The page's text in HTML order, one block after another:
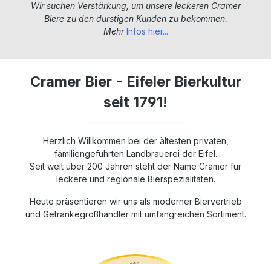
Wir suchen Verstärkung, um unsere leckeren Cramer
Biere zu den durstigen Kunden zu bekommen.
MehrInfos hier...
Cramer Bier - Eifeler Bierkultur
seit 1791!
Herzlich Willkommen bei der ältesten privaten,
familiengeführten Landbrauerei der Eifel.
Seit weit über 200 Jahren steht der Name Cramer für
leckere und regionale Bierspezialitäten.
Heute präsentieren wir uns als moderner Biervertrieb
und Getränkegroßhändler mit umfangreichen Sortiment.